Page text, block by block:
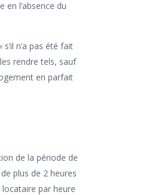
l’absence du
n’a pas été fait
rendre tels, sauf
en parfait
de la période de
plus de 2 heures
par heure